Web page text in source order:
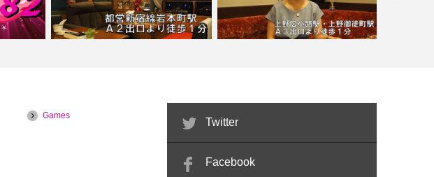
【岩本町】特撮怪獣怪人バーロンドベ
Games
Twitter
Facebook